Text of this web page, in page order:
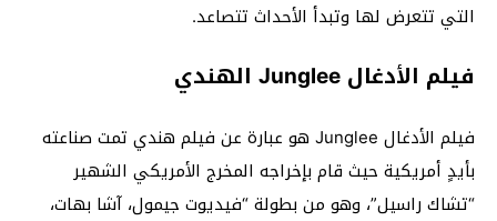
التي تتعرض لها وتبدأ الأحداث تتصاعد.
فيلم الأدغال Junglee الهندي
فيلم الأدغال Junglee هو عبارة عن فيلم هندي تمت صناعته
بأيدٍ أمريكية حيث قام بإخراجه المخرج الأمريكي الشهير
“تشاك راسيل”، وهو من بطولة “فيديوت جيمول، آشا بهات،